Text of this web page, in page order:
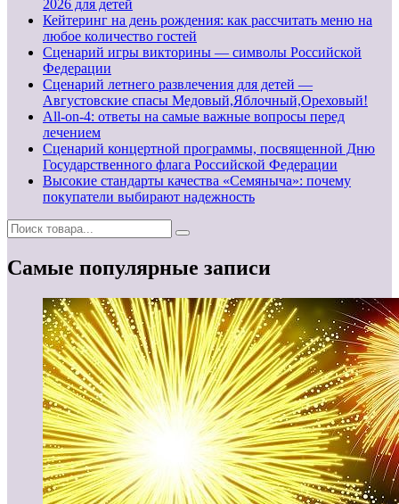
2026 для детей
Кейтеринг на день рождения: как рассчитать меню на
любое количество гостей
Сценарий игры викторины — символы Российской
Федерации
Сценарий летнего развлечения для детей —
Августовские спасы Медовый,Яблочный,Ореховый!
All-on-4: ответы на самые важные вопросы перед
лечением
Сценарий концертной программы, посвященной Дню
Государственного флага Российской Федерации
Высокие стандарты качества «Семяныча»: почему
покупатели выбирают надежность
Самые популярные записи